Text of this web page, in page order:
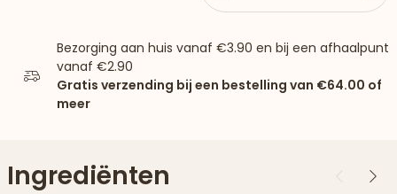
Bezorging aan huis vanaf €3.90 en bij een afhaalpunt
vanaf €2.90
Gratis verzending bij een bestelling van €64.00 of
meer
Ingrediënten Vorige